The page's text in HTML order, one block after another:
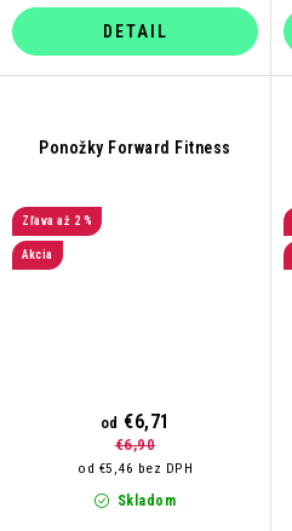
DETAIL
Ponožky Forward Fitness
až 2 %
Akcia
Skladom
od €5,46 bez DPH
od €6,71
€6,90